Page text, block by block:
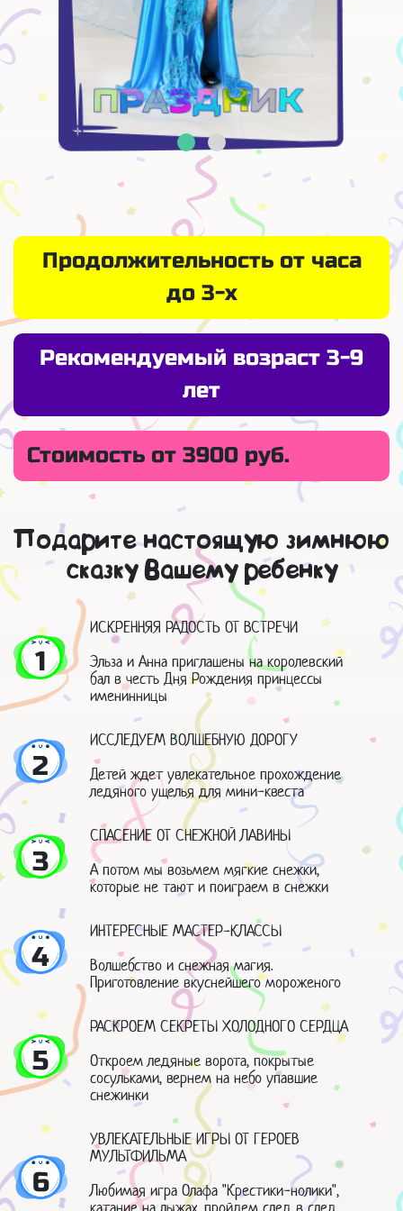
Продолжительность от часа
до 3-х
Рекомендуемый возраст 3-9
лет
Стоимость от 3900 руб.
Подарите настоящую зимнюю
сказку Вашему ребенку
1
ИСКРЕННЯЯ РАДОСТЬ ОТ ВСТРЕЧИ
Эльза и Анна приглашены на королевский
бал в честь Дня Рождения принцессы
именинницы
2
ИССЛЕДУЕМ ВОЛШЕБНУЮ ДОРОГУ
Детей ждет увлекательное прохождение
ледяного ущелья для мини-квеста
3
СПАСЕНИЕ ОТ СНЕЖНОЙ ЛАВИНЫ
А потом мы возьмем мягкие снежки,
которые не тают и поиграем в снежки
4
ИНТЕРЕСНЫЕ МАСТЕР-КЛАССЫ
Волшебство и снежная магия.
Приготовление вкуснейшего мороженого
5
РАСКРОЕМ СЕКРЕТЫ ХОЛОДНОГО СЕРДЦА
Откроем ледяные ворота, покрытые
сосульками, вернем на небо упавшие
снежинки
6
УВЛЕКАТЕЛЬНЫЕ ИГРЫ ОТ ГЕРОЕВ
МУЛЬТФИЛЬМА
Любимая игра Олафа "Крестики-нолики",